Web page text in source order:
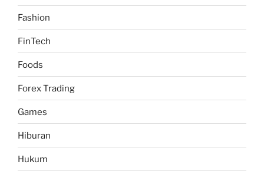
Fashion
FinTech
Foods
Forex Trading
Games
Hiburan
Hukum